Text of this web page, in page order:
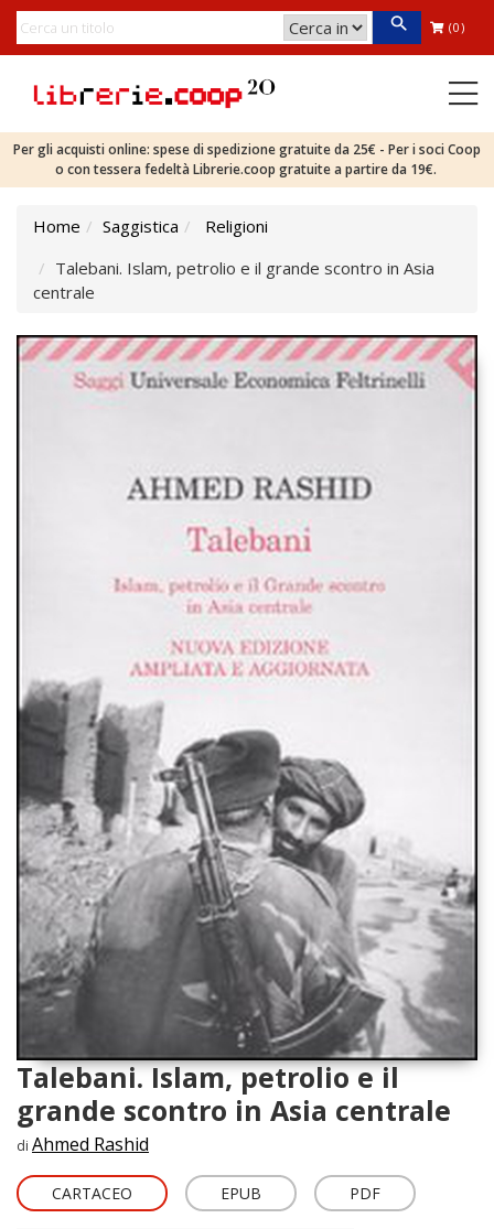
(0)
Per gli acquisti online: spese di spedizione gratuite da 25€ - Per i soci Coop
o con tessera fedeltà Librerie.coop gratuite a partire da 19€.
Home Saggistica
Religioni
Talebani. Islam, petrolio e il grande scontro in Asia
centrale
Talebani. Islam, petrolio e il
grande scontro in Asia centrale
di Ahmed Rashid
CARTACEO EPUB PDF